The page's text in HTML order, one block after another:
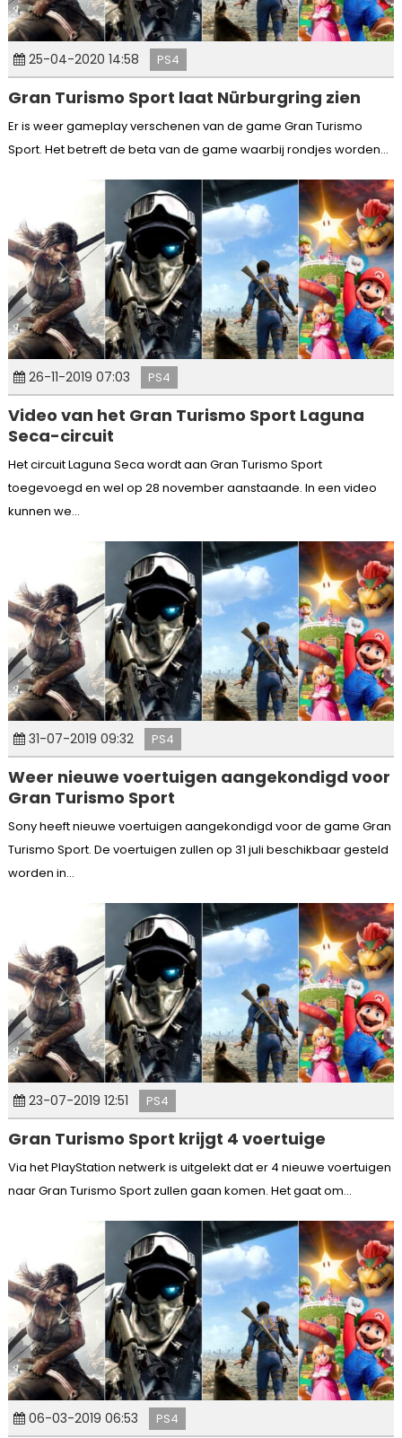
25-04-2020 14:58 PS4
Gran Turismo Sport laat Nürburgring zien
Er is weer gameplay verschenen van de game Gran Turismo
Sport. Het betreft de beta van de game waarbij rondjes worden...
26-11-2019 07:03 PS4
Video van het Gran Turismo Sport Laguna
Seca-circuit
Het circuit Laguna Seca wordt aan Gran Turismo Sport
toegevoegd en wel op 28 november aanstaande. In een video
kunnen we...
31-07-2019 09:32 PS4
Weer nieuwe voertuigen aangekondigd voor
Gran Turismo Sport
Sony heeft nieuwe voertuigen aangekondigd voor de game Gran
Turismo Sport. De voertuigen zullen op 31 juli beschikbaar gesteld
worden in...
23-07-2019 12:51 PS4
Gran Turismo Sport krijgt 4 voertuige
Via het PlayStation netwerk is uitgelekt dat er 4 nieuwe voertuigen
naar Gran Turismo Sport zullen gaan komen. Het gaat om...
06-03-2019 06:53 PS4